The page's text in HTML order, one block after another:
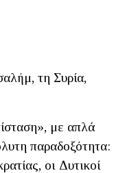
τη Συρία,
με απλά
παραδοξότητα:
οι Δυτικοί